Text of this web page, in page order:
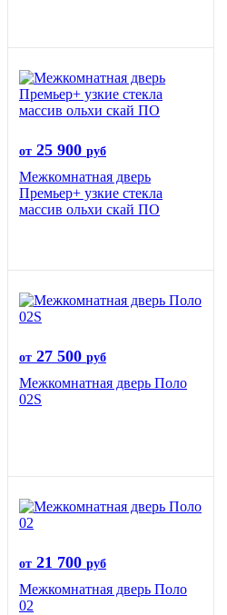
от 25 900 руб
Межкомнатная дверь
Премьер+ узкие стекла
массив ольхи скай ПО
от 27 500 руб
Межкомнатная дверь Поло
02S
от 21 700 руб
Межкомнатная дверь Поло
02